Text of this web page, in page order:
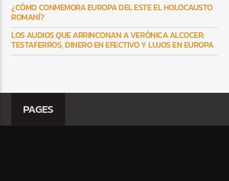
¿CÓMO CONMEMORA EUROPA DEL ESTE EL HOLOCAUSTO
ROMANÍ?
LOS AUDIOS QUE ARRINCONAN A VERÓNICA ALCOCER:
TESTAFERROS, DINERO EN EFECTIVO Y LUJOS EN EUROPA
PAGES